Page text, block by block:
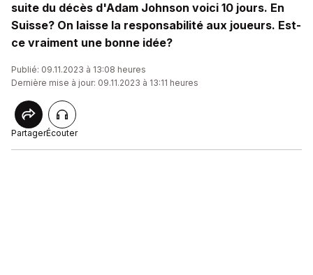
suite du décès d'Adam Johnson voici 10 jours. En
Suisse? On laisse la responsabilité aux joueurs. Est-
ce vraiment une bonne idée?
Publié: 09.11.2023 à 13:08 heures
Dernière mise à jour: 09.11.2023 à 13:11 heures
PartagerÉcouter